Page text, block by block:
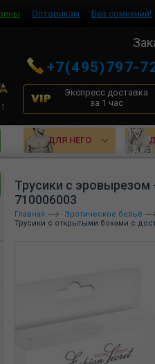
Оптовикам Без сомнений!
+7(495)797-
Экспресс доставка
за 1 час
ДЛЯ НЕГО
Трусики с
710006003
Главная Эротическое бельё
Трусики с открытыми боками с